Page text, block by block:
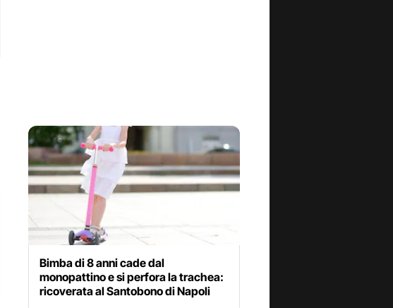
Bimba di 8 anni cade dal
monopattino e si perfora la trachea:
ricoverata al Santobono di Napoli